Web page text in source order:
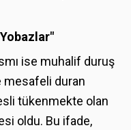
ise muhalif duruş
mesafeli duran
tükenmekte olan
oldu. Bu ifade,